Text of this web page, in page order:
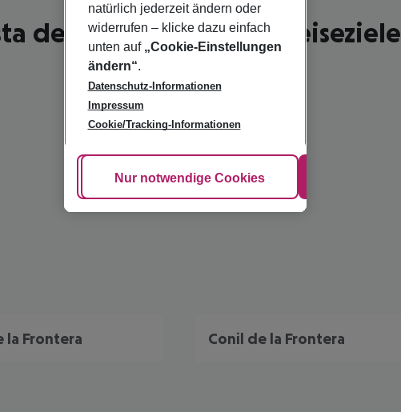
de la Luz - schönste Reiseziele
la Frontera Conil de la Frontera
natürlich jederzeit ändern oder
widerrufen – klicke dazu einfach
unten auf „Cookie-Einstellungen
ändern“.
Datenschutz-Informationen
Impressum
Cookie/Tracking-Informationen
Cookie anpassen
Nur notwendige Cookies